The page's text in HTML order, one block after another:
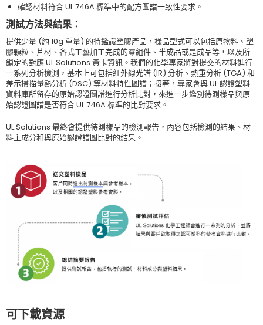
確認材料符合 UL 746A 標準中的配方圖譜一致性要求。
測試方法與結果：
提供少量 (約 10g 重量) 的待鑑識塑膠產品，樣品型式可以包括原物料、塑
膠顆粒、片材、各式工藝加工完成的零組件、半成品或是成品等，以及所
鎖定的對應 UL Solutions 黃卡資訊。我們的化學專家將對提交的材料進行
一系列分析檢測，基本上可包括紅外線光譜 (IR) 分析、熱重分析 (TGA) 和
差示掃描量熱分析 (DSC) 等材料特性圖譜；接著，專家會與 UL 認證塑料
資料庫所留存的原始認證圖譜進行分析比對，來進一步鑑別待測樣品與原
始認證圖譜是否符合 UL 746A 標準的比對要求。
UL Solutions 最終會提供待測樣品的檢測報告，內容包括檢測的結果、材
料主成分和與原始認證譜圖比對的結果。
可下載資源